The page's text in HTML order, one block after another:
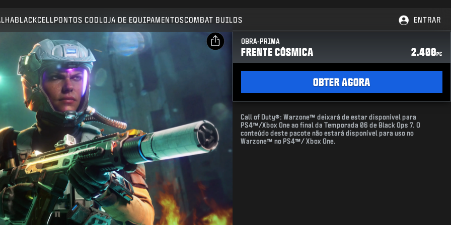
BLACKCELL PONTOS COD LOJA DE EQUIPAMENTOSCOMBAT BUILDS ENTRAR
ENVIAR
CONFIRMAR COMPRA
CANCELAR
A Activision pode atualizar, substituir ou remover este
conteúdo do jogo a qualquer momento.
Copiar link
OBRA-PRIMA
FRENTE CÓSMICA 2.400PC
OBTER AGORA
Call of Duty®: Warzone™ deixará de estar disponível para
PS4™/Xbox One ao final da Temporada 06 de Black Ops 7. O
conteúdo deste pacote não estará disponível para uso no
Warzone™ no PS4™/ Xbox One.